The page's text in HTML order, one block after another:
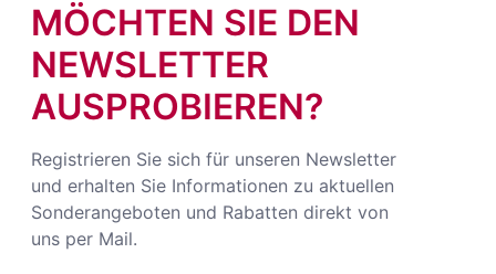
MÖCHTEN SIE DEN
NEWSLETTER
AUSPROBIEREN?
Registrieren Sie sich für unseren Newsletter
und erhalten Sie Informationen zu aktuellen
Sonderangeboten und Rabatten direkt von
uns per Mail.